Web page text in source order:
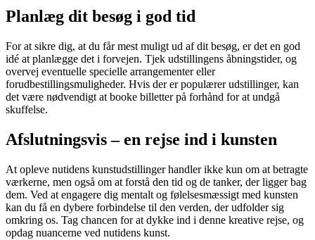
Planlæg dit besøg i god tid
For at sikre dig, at du får mest muligt ud af dit besøg, er det en god
idé at planlægge det i forvejen. Tjek udstillingens åbningstider, og
overvej eventuelle specielle arrangementer eller
forudbestillingsmuligheder. Hvis der er populærer udstillinger, kan
det være nødvendigt at booke billetter på forhånd for at undgå
skuffelse.
Afslutningsvis – en rejse ind i kunsten
At opleve nutidens kunstudstillinger handler ikke kun om at betragte
værkerne, men også om at forstå den tid og de tanker, der ligger bag
dem. Ved at engagere dig mentalt og følelsesmæssigt med kunsten
kan du få en dybere forbindelse til den verden, der udfolder sig
omkring os. Tag chancen for at dykke ind i denne kreative rejse, og
opdag nuancerne ved nutidens kunst.